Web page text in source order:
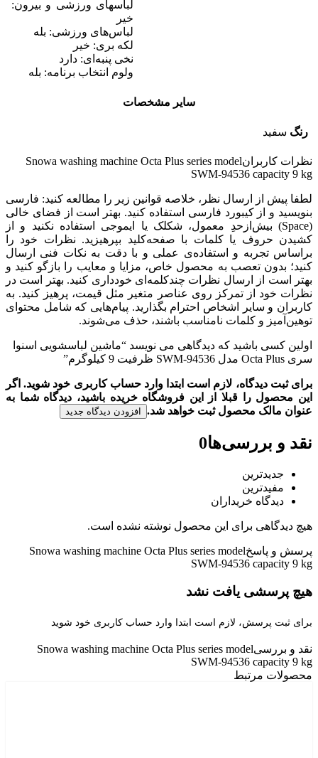
لباسهای ورزشی و بیرون:
خیر
لباس‌های ورزشی: بله
لکه بری: خیر
نخی پنبه‌ای: دارد
ولوم انتخاب برنامه: بله
سایر مشخصات
رنگ سفید
نظرات کاربرانSnowa washing machine Octa Plus series model
SWM-94536 capacity 9 kg
لطفا پیش از ارسال نظر، خلاصه قوانین زیر را مطالعه کنید: فارسی
بنویسید و از کیبورد فارسی استفاده کنید. بهتر است از فضای خالی
(Space) بیش‌از‌حدِ معمول، شکلک یا ایموجی استفاده نکنید و از
کشیدن حروف یا کلمات با صفحه‌کلید بپرهیزید. نظرات خود را
براساس تجربه و استفاده‌ی عملی و با دقت به نکات فنی ارسال
کنید؛ بدون تعصب به محصول خاص، مزایا و معایب را بازگو کنید و
بهتر است از ارسال نظرات چندکلمه‌‌ای خودداری کنید. بهتر است در
نظرات خود از تمرکز روی عناصر متغیر مثل قیمت، پرهیز کنید. به
کاربران و سایر اشخاص احترام بگذارید. پیام‌هایی که شامل محتوای
توهین‌آمیز و کلمات نامناسب باشند، حذف می‌شوند.
اولین کسی باشید که دیدگاهی می نویسد “ماشین لباسشویی اسنوا
سری Octa Plus مدل SWM-94536 ظرفیت 9 کیلوگرم”
برای ثبت دیدگاه، لازم است ابتدا وارد حساب کاربری خود شوید. اگر
این محصول را قبلا از این فروشگاه خریده باشید، دیدگاه شما به
عنوان مالک محصول ثبت خواهد شد.
افزودن دیدگاه جدید
نقد و بررسی‌ها0
جدیدترین
مفیدترین
دیدگاه خریداران
هیچ دیدگاهی برای این محصول نوشته نشده است.
پرسش و پاسخSnowa washing machine Octa Plus series model
SWM-94536 capacity 9 kg
هیچ پرسشی یافت نشد
برای ثبت پرسش، لازم است ابتدا وارد حساب کاربری خود شوید
نقد و بررسیSnowa washing machine Octa Plus series model
SWM-94536 capacity 9 kg
محصولات مرتبط